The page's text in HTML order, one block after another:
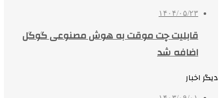
۱۴۰۴/۰۵/۲۳
قابلیت چت موقت به هوش مصنوعی گوگل
اضافه شد
دیگر اخبار